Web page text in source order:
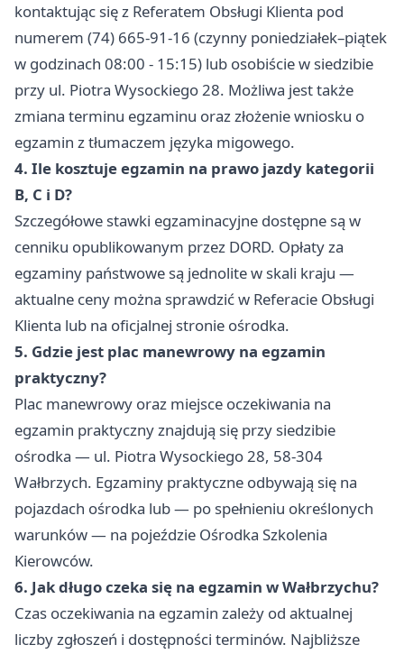
kontaktując się z Referatem Obsługi Klienta pod
numerem (74) 665-91-16 (czynny poniedziałek–piątek
w godzinach 08:00 - 15:15) lub osobiście w siedzibie
przy ul. Piotra Wysockiego 28. Możliwa jest także
zmiana terminu egzaminu oraz złożenie wniosku o
egzamin z tłumaczem języka migowego.
4. Ile kosztuje egzamin na prawo jazdy kategorii
B, C i D?
Szczegółowe stawki egzaminacyjne dostępne są w
cenniku opublikowanym przez DORD. Opłaty za
egzaminy państwowe są jednolite w skali kraju —
aktualne ceny można sprawdzić w Referacie Obsługi
Klienta lub na oficjalnej stronie ośrodka.
5. Gdzie jest plac manewrowy na egzamin
praktyczny?
Plac manewrowy oraz miejsce oczekiwania na
egzamin praktyczny znajdują się przy siedzibie
ośrodka — ul. Piotra Wysockiego 28, 58-304
Wałbrzych. Egzaminy praktyczne odbywają się na
pojazdach ośrodka lub — po spełnieniu określonych
warunków — na pojeździe Ośrodka Szkolenia
Kierowców.
6. Jak długo czeka się na egzamin w Wałbrzychu?
Czas oczekiwania na egzamin zależy od aktualnej
liczby zgłoszeń i dostępności terminów. Najbliższe